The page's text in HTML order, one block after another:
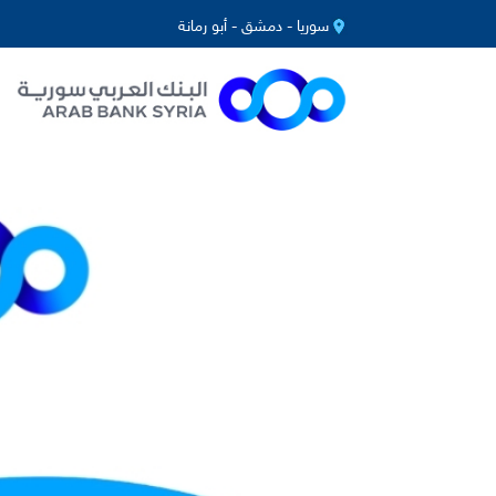
سوريا - دمشق - أبو رمانة